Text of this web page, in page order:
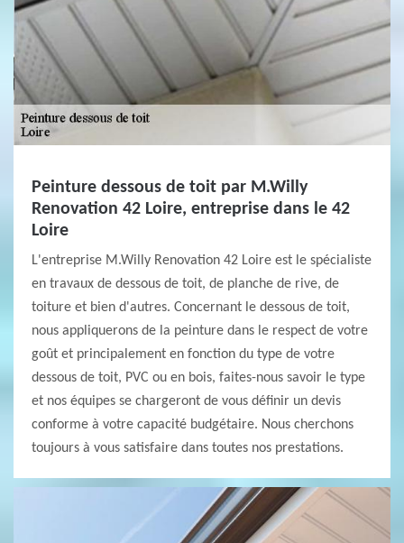
Peinture dessous de toit par M.Willy
Renovation 42 Loire, entreprise dans le 42
Loire
L'entreprise M.Willy Renovation 42 Loire est le spécialiste
en travaux de dessous de toit, de planche de rive, de
toiture et bien d'autres. Concernant le dessous de toit,
nous appliquerons de la peinture dans le respect de votre
goût et principalement en fonction du type de votre
dessous de toit, PVC ou en bois, faites-nous savoir le type
et nos équipes se chargeront de vous définir un devis
conforme à votre capacité budgétaire. Nous cherchons
toujours à vous satisfaire dans toutes nos prestations.